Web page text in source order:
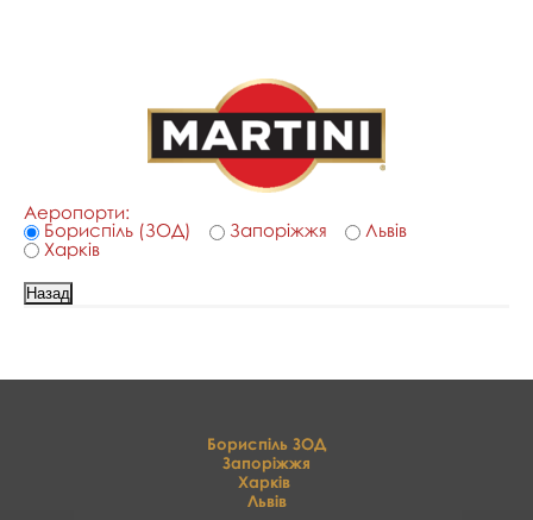
Аеропорти:
Бориспіль (ЗОД)
Запоріжжя
Львів
Харків
Бориспіль ЗОД
Запоріжжя
Харків
Львів